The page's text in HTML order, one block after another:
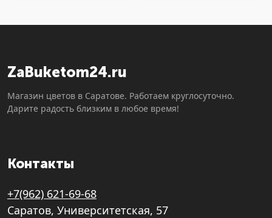
ZaBuketom24.ru
Магазин цветов в Саратове. Работаем круглосуточно.
Дарите радость близким в любое время!
Контакты
+7(962) 621-69-68
Саратов, Университетская, 57